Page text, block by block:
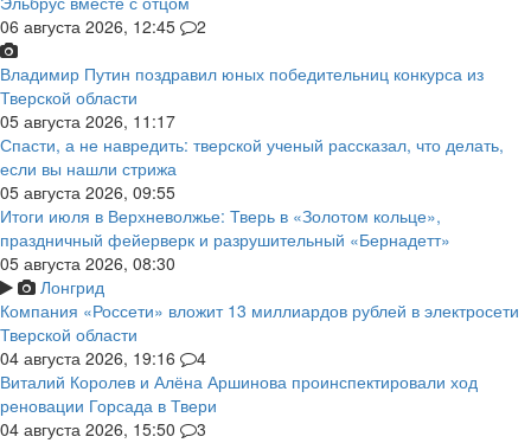
06 августа 2026, 12:45
2
Владимир Путин поздравил юных победительниц конкурса из
Тверской области
05 августа 2026, 11:17
Спасти, а не навредить: тверской ученый рассказал, что делать,
если вы нашли стрижа
05 августа 2026, 09:55
Итоги июля в Верхневолжье: Тверь в «Золотом кольце»,
праздничный фейерверк и разрушительный «Бернадетт»
05 августа 2026, 08:30
Лонгрид
Компания «Россети» вложит 13 миллиардов рублей в электросети
Тверской области
04 августа 2026, 19:16
4
Виталий Королев и Алёна Аршинова проинспектировали ход
реновации Горсада в Твери
04 августа 2026, 15:50
3